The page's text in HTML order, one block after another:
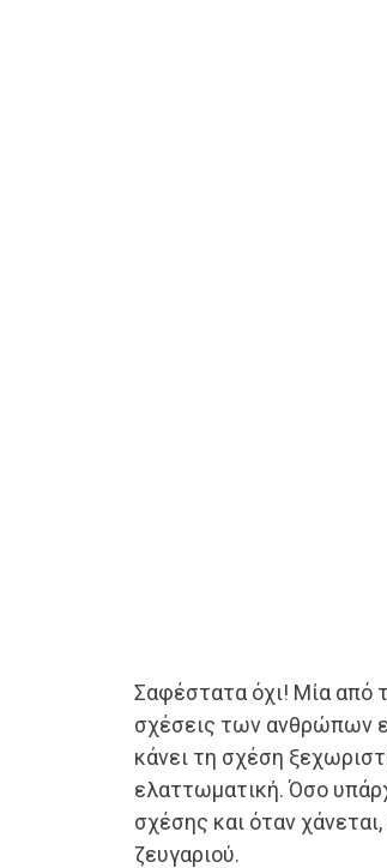
Σαφέστατα όχι! Μία από
σχέσεις των ανθρώπων
κάνει τη σχέση
ελαττωματική. Όσο
σχέσης και όταν
ζευγαριού.